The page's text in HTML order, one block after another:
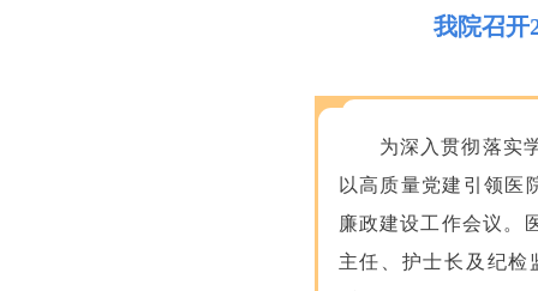
我院召开
为深入贯彻落实
以高质量党建引领医
廉政建设工作会议。
主任、护士长及纪